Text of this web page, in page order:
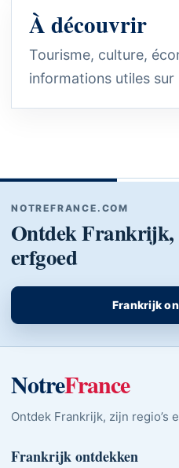
À découvrir
Tourisme, culture,
informations utiles sur
NOTREFRANCE.COM
Ontdek Frankrijk,
erfgoed
Frankrijk
NotreFrance
Ontdek Frankrijk, zijn regio’s
Frankrijk ontdekken